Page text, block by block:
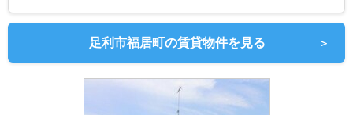
TOP
足利市福居町の賃貸物件を見る ＞